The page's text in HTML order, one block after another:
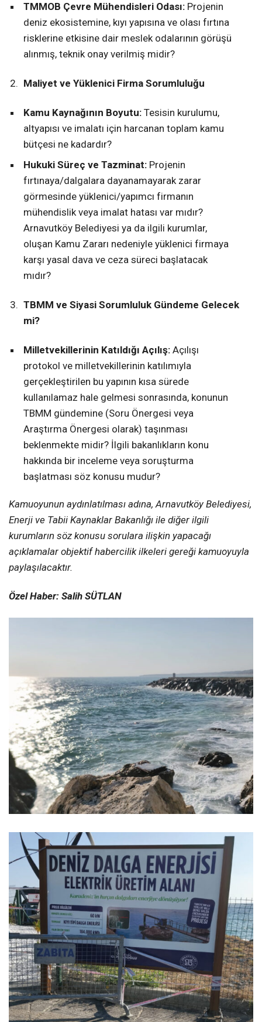
TMMOB Çevre Mühendisleri Odası: Projenin
deniz ekosistemine, kıyı yapısına ve olası fırtına
risklerine etkisine dair meslek odalarının görüşü
alınmış, teknik onay verilmiş midir?
Maliyet ve Yüklenici Firma Sorumluluğu
Kamu Kaynağının Boyutu: Tesisin kurulumu,
altyapısı ve imalatı için harcanan toplam kamu
bütçesi ne kadardır?
Hukuki Süreç ve Tazminat: Projenin
fırtınaya/dalgalara dayanamayarak zarar
görmesinde yüklenici/yapımcı firmanın
mühendislik veya imalat hatası var mıdır?
Arnavutköy Belediyesi ya da ilgili kurumlar,
oluşan Kamu Zararı nedeniyle yüklenici firmaya
karşı yasal dava ve ceza süreci başlatacak
mıdır?
TBMM ve Siyasi Sorumluluk Gündeme Gelecek
mi?
Milletvekillerinin Katıldığı Açılış: Açılışı
protokol ve milletvekillerinin katılımıyla
gerçekleştirilen bu yapının kısa sürede
kullanılamaz hale gelmesi sonrasında, konunun
TBMM gündemine (Soru Önergesi veya
Araştırma Önergesi olarak) taşınması
beklenmekte midir? İlgili bakanlıkların konu
hakkında bir inceleme veya soruşturma
başlatması söz konusu mudur?
Kamuoyunun aydınlatılması adına, Arnavutköy Belediyesi,
Enerji ve Tabii Kaynaklar Bakanlığı ile diğer ilgili
kurumların söz konusu sorulara ilişkin yapacağı
açıklamalar objektif habercilik ilkeleri gereği kamuoyuyla
paylaşılacaktır.
Özel Haber: Salih SÜTLAN